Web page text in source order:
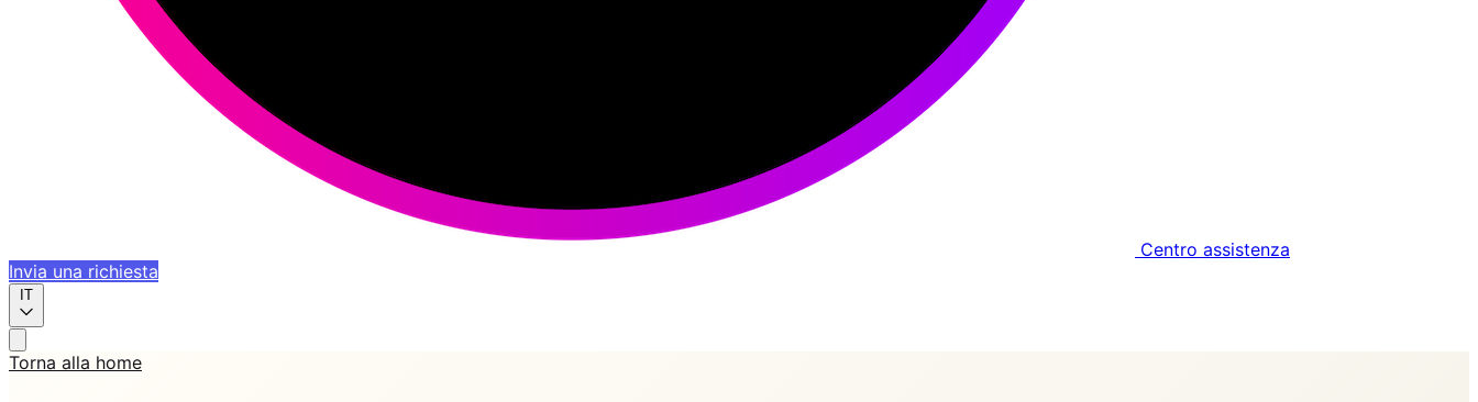
Centro assistenza
Invia una richiesta
IT
Torna alla home